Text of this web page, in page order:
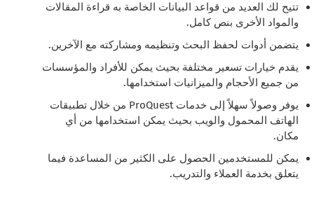
تتيح لك العديد من قواعد البيانات الخاصة به قراءة المقالات
والمواد الأخرى بنص كامل.
يتضمن أدوات لحفظ البحث وتنظيمه ومشاركته مع الآخرين.
يقدم خيارات تسعير مختلفة بحيث يمكن للأفراد والمؤسسات
من جميع الأحجام والميزانيات استخدامها.
يوفر وصولاً سهلاً إلى خدمات ProQuest من خلال تطبيقات
الهاتف المحمول والويب بحيث يمكن استخدامها من أي
مكان.
يمكن للمستخدمين الحصول على الكثير من المساعدة فيما
يتعلق بخدمة العملاء والتدريب.